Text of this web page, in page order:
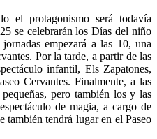
el protagonismo será todavía
se celebrarán los Días del niño
empezará a las 10, una
Por la tarde, a partir de las
infantil, Els Zapatones,
Cervantes. Finalmente, a las
pero también los y las
de magia, a cargo de
también tendrá lugar en el Paseo